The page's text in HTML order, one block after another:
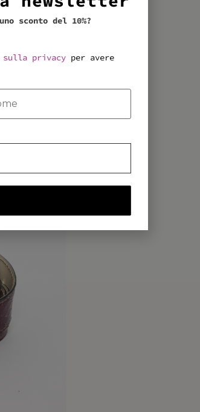
anche...
sconto del 10%?
sulla privacy per avere